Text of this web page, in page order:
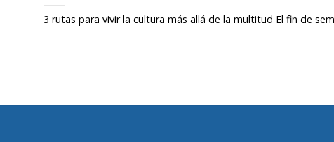
3 rutas para vivir la cultura más allá de la multitud El fin de